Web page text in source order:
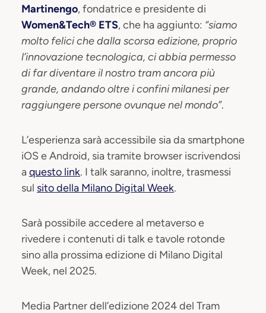
Martinengo, fondatrice e presidente di
Women&Tech® ETS, che ha aggiunto: “siamo
molto felici che dalla scorsa edizione, proprio
l’innovazione tecnologica, ci abbia permesso
di far diventare il nostro tram ancora più
grande, andando oltre i confini milanesi per
raggiungere persone ovunque nel mondo”.
L’esperienza sarà accessibile sia da smartphone
iOS e Android, sia tramite browser iscrivendosi
aquesto link. I talk saranno, inoltre, trasmessi
sul sito della Milano Digital Week.
Sarà possibile accedere al metaverso e
rivedere i contenuti di talk e tavole rotonde
sino alla prossima edizione di Milano Digital
Week, nel 2025.
Media Partner dell’edizione 2024 del Tram